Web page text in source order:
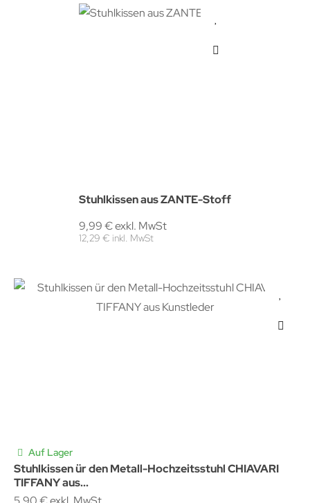
Stuhlkissen aus ZANTE-Stoff
9,99 € exkl. MwSt
12,29 € inkl. MwSt
Auf Lager
Stuhlkissen ür den Metall-Hochzeitsstuhl CHIAVARI
TIFFANY aus...